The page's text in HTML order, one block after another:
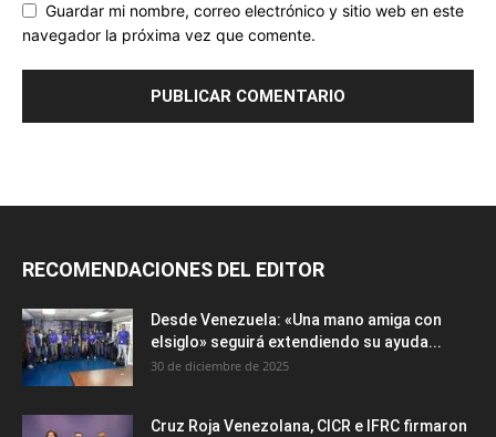
Guardar mi nombre, correo electrónico y sitio web en este
navegador la próxima vez que comente.
RECOMENDACIONES DEL EDITOR
Desde Venezuela: «Una mano amiga con
elsiglo» seguirá extendiendo su ayuda...
30 de diciembre de 2025
Cruz Roja Venezolana, CICR e IFRC firmaron